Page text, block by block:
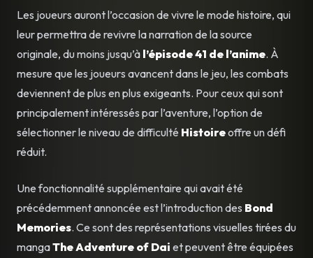
Les joueurs auront l’occasion de vivre le mode histoire, qui
leur permettra de revivre la narration de la source
originale, du moins jusqu’à l’épisode 41 de l’anime. À
mesure que les joueurs avancent dans le jeu, les combats
deviennent de plus en plus exigeants. Pour ceux qui sont
principalement intéressés par l’aventure, l’option de
sélectionner le niveau de difficulté Histoireoffre un défi
réduit.
Une fonctionnalité supplémentaire qui avait été
précédemment annoncée est l’introduction des Bond
Memories. Ce sont des représentations visuelles tirées du
mangaThe Adventure of Dai et peuvent être équipées